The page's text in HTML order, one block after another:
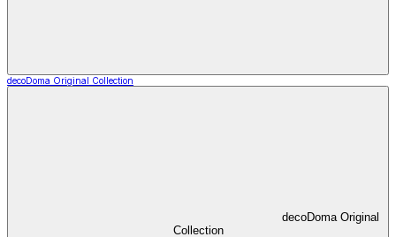
decoDoma Original Collection
decoDoma Original
Collection